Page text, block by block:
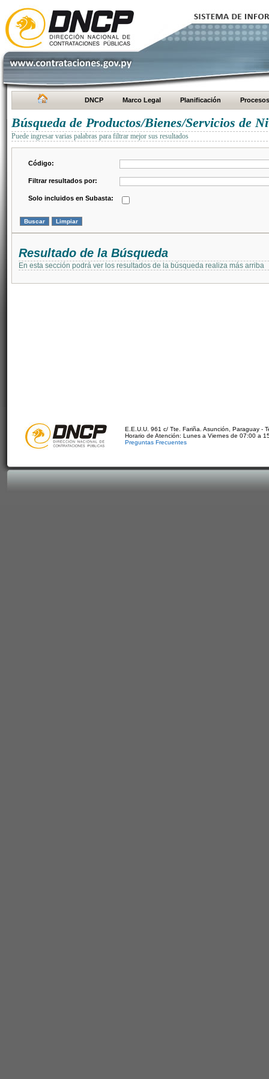
DNCP Marco Legal Planificación Procesos
Búsqueda de Productos/Bienes/Servicios de
Puede ingresar varias palabras para filtrar mejor sus resultados
Código:
Filtrar resultados por:
Solo incluidos en Subasta:
Resultado de la Búsqueda
En esta sección podrá ver los resultados de la búsqueda realiza más arriba
E.E.U.U. 961 c/ Tte. Fariña. Asunción, Paraguay -
Horario de Atención: Lunes a Viernes de 07:00 a
Preguntas Frecuentes